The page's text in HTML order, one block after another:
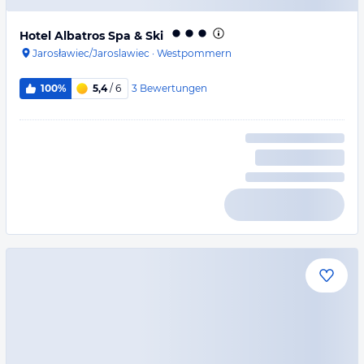
Hotel Albatros Spa & Ski
Jarosławiec/Jaroslawiec · Westpommern
100% 5,4/ 6 3 Bewertungen